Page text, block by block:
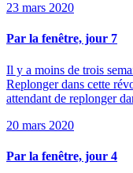
23 mars 2020
Par la fenêtre, jour 7
Il y a moins de trois
Replonger dans cette
attendant de replonger
20 mars 2020
Par la fenêtre, jour 4